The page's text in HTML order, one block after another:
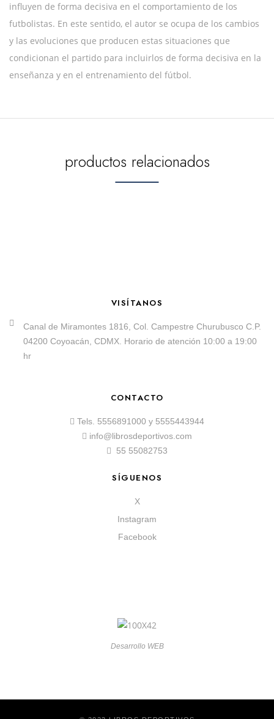
influyen de forma decisiva en el comportamiento de los
futbolistas. En este sentido, el autor se ocupa de los cambios
y las evoluciones que producen estas situaciones que
condicionan el partido para incluirlos de forma decisiva en la
enseñanza y en el entrenamiento del fútbol.
productos relacionados
VISÍTANOS
Canal de Miramontes 1816, Col. Campestre Churubusco C.P.
04200 Coyoacán, CDMX. Horario de atención 10:00 a 19:00
hr
CONTACTO
Tels. 5556891000 y 5555443944
info@librosdeportivos.com
55 55082753
SÍGUENOS
X
Instagram
Facebook
Desarrollo WEB